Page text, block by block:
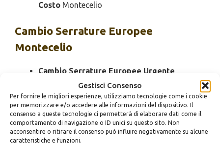
Gestisci Consenso
Per fornire le migliori esperienze, utilizziamo tecnologie come i cookie
per memorizzare e/o accedere alle informazioni del dispositivo. Il
consenso a queste tecnologie ci permetterà di elaborare dati come il
comportamento di navigazione o ID unici su questo sito. Non
acconsentire o ritirare il consenso può influire negativamente su alcune
caratteristiche e funzioni.
Costo Montecelio
Cambio Serrature Europee
Montecelio
Cambio Serrature Europee Urgente
Cambio Serrature Europee 24 Ore
Montecelio
Cambio Serrature Europee Bloccato
Montecelio
Cambio Serrature Europee Economico